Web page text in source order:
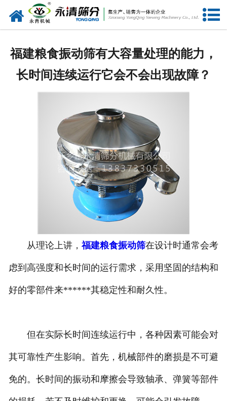
网站首页
产品中心
资质荣誉
服务准则
视频中心
联系我们
福建粮食振动筛有大容量处理的能力，
长时间连续运行它会不会出现故障？
从理论上讲， 福建粮食振动筛在设计时通常会考
虑到高强度和长时间的运行需求，采用坚固的结构和
好的零部件来******其稳定性和耐久性。
但在实际长时间连续运行中，各种因素可能会对
其可靠性产生影响。首先，机械部件的磨损是不可避
免的。长时间的振动和摩擦会导致轴承、弹簧等部件